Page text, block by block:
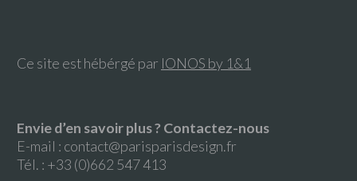
Ce site est hébérgé par IONOS by 1&1
Envie d’en savoir plus ? Contactez-nous
E-mail : contact@parisparisdesign.fr
Tél. : +33 (0)662 547 413